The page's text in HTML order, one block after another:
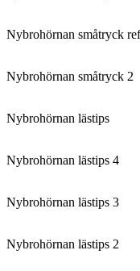
Nybrohörnan småtryck
Nybrohörnan småtryck 2
Nybrohörnan lästips
Nybrohörnan lästips 4
Nybrohörnan lästips 3
Nybrohörnan lästips 2